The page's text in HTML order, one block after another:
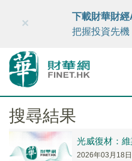
財華智庫網 FINTV
×
下載財華財經
把握投資先機
搜尋結果
光威復材：
2026年03月18